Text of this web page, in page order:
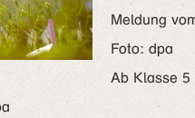
Meldung
Foto: dpa
Ab Klasse 5